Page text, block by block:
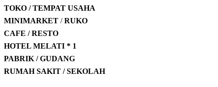
TOKO / TEMPAT USAHA
MINIMARKET /RUKO
CAFE / RESTO
HOTEL MELATI * 1
PABRIK / GUDANG
RUMAH SAKIT / SEKOLAH